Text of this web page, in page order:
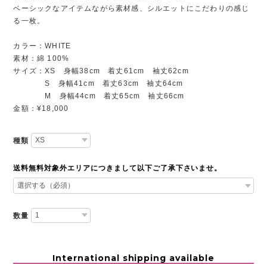
ベーシックなアイテムながら素材感、シルエットにこだわりの感じ
る一枚。
カラー：WHITE
素材：綿 100%
サイズ：XS 身幅38cm 着丈61cm 袖丈62cm
S 身幅41cm 着丈63cm 袖丈64cm
M 身幅44cm 着丈65cm 袖丈66cm
金額：¥18,000
種類
送料無料対象外エリアにつきまして以下ご了承下さいませ。
数量
International shipping available